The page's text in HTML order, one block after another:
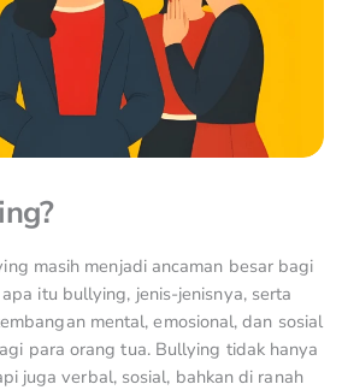
masih menjadi ancaman besar bagi
itu bullying, jenis-jenisnya, serta
mental, emosional, dan sosial
para orang tua. Bullying tidak hanya
juga verbal, sosial, bahkan di ranah